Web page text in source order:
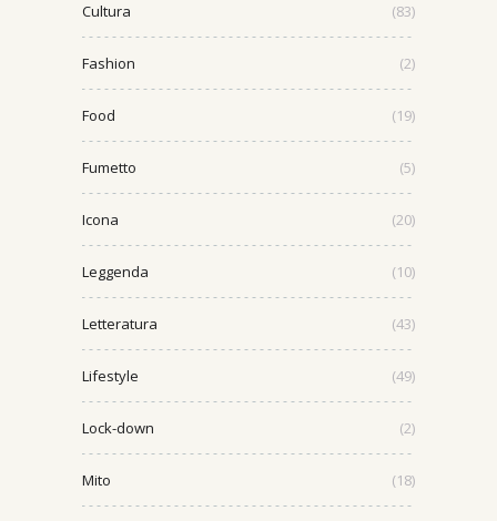
Cultura (83)
Fashion (2)
Food (19)
Fumetto (5)
Icona (20)
Leggenda (10)
Letteratura (43)
Lifestyle (49)
Lock-down (2)
Mito (18)